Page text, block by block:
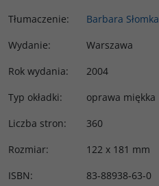
Tłumaczenie:
Barbara Słomka
Wydanie:
Warszawa
Rok wydania:
2004
Typ okładki:
oprawa miękka
Liczba stron:
360
Rozmiar:
122 x 181 mm
ISBN: 83-88938-63-0